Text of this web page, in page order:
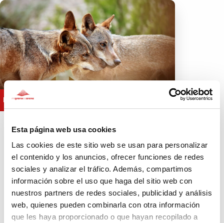
Esta página web usa cookies
Las cookies de este sitio web se usan para personalizar
el contenido y los anuncios, ofrecer funciones de redes
sociales y analizar el tráfico. Además, compartimos
información sobre el uso que haga del sitio web con
nuestros partners de redes sociales, publicidad y análisis
web, quienes pueden combinarla con otra información
que les haya proporcionado o que hayan recopilado a
DONAR
INVESTIGACIÓN CIENTÍFICA
DEFENSA ANIMAL MEDIO AMBIENTE
Fondo para la Protección del
Lobo Ibérico
Campaña para impulsar acciones de defensa
del lobo ibérico
A FAVOR DE